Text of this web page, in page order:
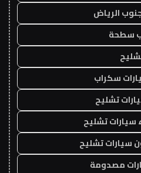
الرياض
سطحة
سكراب
تشليح
تشليح
سيارات تشليح
مصدومة